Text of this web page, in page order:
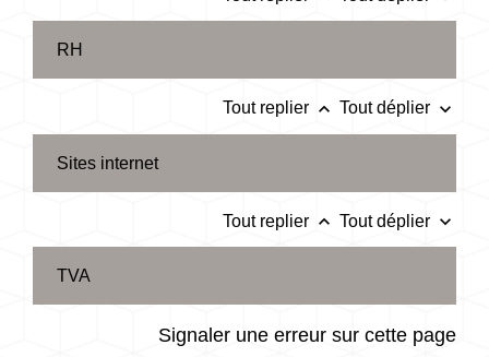
RH
Tout replier keyboard_arrow_up Tout déplier keyboard_arrow_down
Sites internet
Tout replier keyboard_arrow_up Tout déplier keyboard_arrow_down
TVA
Signaler une erreur sur cette page